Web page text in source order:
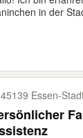
in der
45139 Essen-